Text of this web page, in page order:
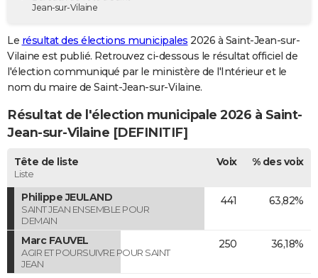
Destinations
City break
Voyage nature
Voyage de noces
Forum
GUIDES D'ACHAT
BONS PLANS
Carte de Noël
Carte Bonne année
Carte Saint-Valentin
Carte Pâques
Carte d'anniversaire
DICTIONNAIRE
Dictionnaire
Biographies
Citations
Expressions
Proverbes
PROGRAMME TV
COPAINS D'AVANT
S'inscrire
Se connecter
Lycées
Collèges
Primaires
Universités
Entreprises
Service militaire
Avis de recherche
AVIS DE DÉCÈS
FORUM
Bricolage
Lifestyle
Culture
Sport
Auto
Television
Voyage
Cinema
Jean-sur-Vilaine
Le résultat des élections municipales 2026 à Saint-Jean-sur-
Vilaine est publié. Retrouvez ci-dessous le résultat officiel de
l'élection communiqué par le ministère de l'Intérieur et le
nom du maire de Saint-Jean-sur-Vilaine.
Résultat de l'élection municipale 2026 à Saint-
Jean-sur-Vilaine [DEFINITIF]
Tête de liste
Liste
Voix % des voix
Philippe JEULAND
SAINT JEAN ENSEMBLE POUR
DEMAIN
441 63,82%
Marc FAUVEL
AGIR ET POURSUIVRE POUR SAINT
JEAN
250 36,18%